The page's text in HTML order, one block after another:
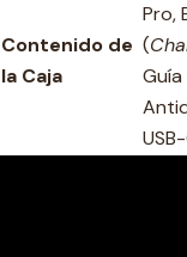
Contenido de
la Caja
Pro,
(